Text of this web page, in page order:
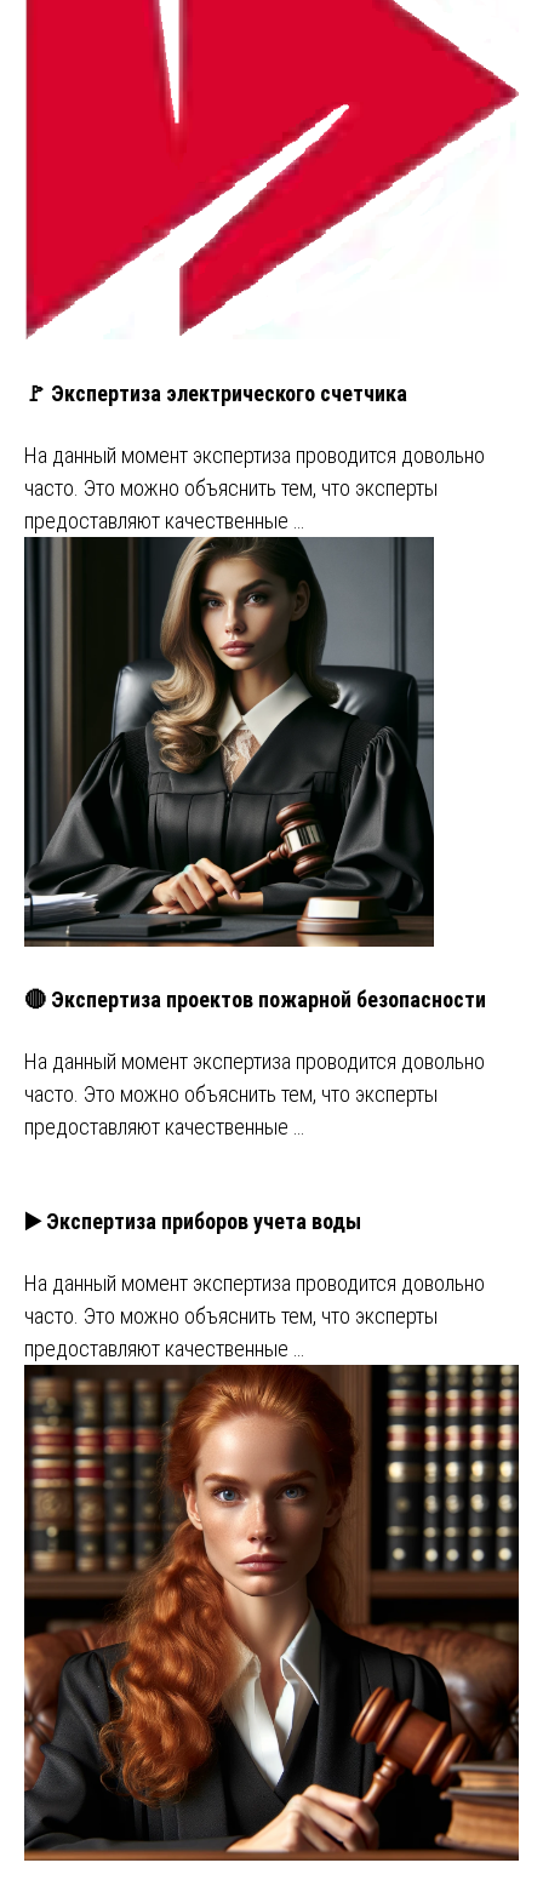
🚩 Экспертиза электрического счетчика
На данный момент экспертиза проводится довольно
часто. Это можно объяснить тем, что эксперты
предоставляют качественные …
🔴 Экспертиза проектов пожарной безопасности
На данный момент экспертиза проводится довольно
часто. Это можно объяснить тем, что эксперты
предоставляют качественные …
▶️ Экспертиза приборов учета воды
На данный момент экспертиза проводится довольно
часто. Это можно объяснить тем, что эксперты
предоставляют качественные …